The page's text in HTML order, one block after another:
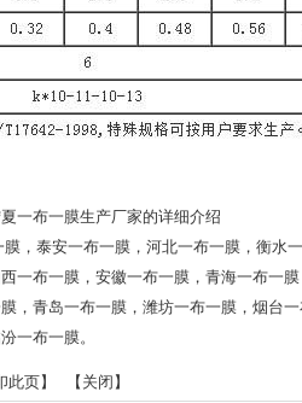
一布一膜生产厂家的详细介绍
膜， 泰安一布一膜， 河北一布一膜， 衡水
一布一膜， 安徽一布一膜， 青海一布一膜
， 青岛一布一膜， 潍坊一布一膜， 烟台
一布一膜。
此页】 【关闭】